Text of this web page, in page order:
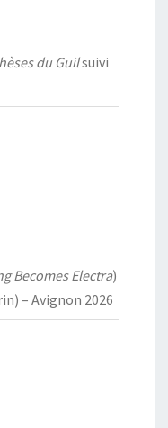
du Guilsuivi
Becomes Electra)
– Avignon 2026